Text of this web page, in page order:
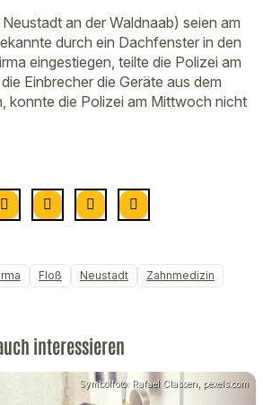
an der Waldnaab) seien am
durch ein Dachfenster in den
eingestiegen, teilte die Polizei am
Einbrecher die Geräte aus dem
konnte die Polizei am Mittwoch nicht
Floß Neustadt Zahnmedizin
interessieren
Symbolfoto: Rafael Classen, pexels.com